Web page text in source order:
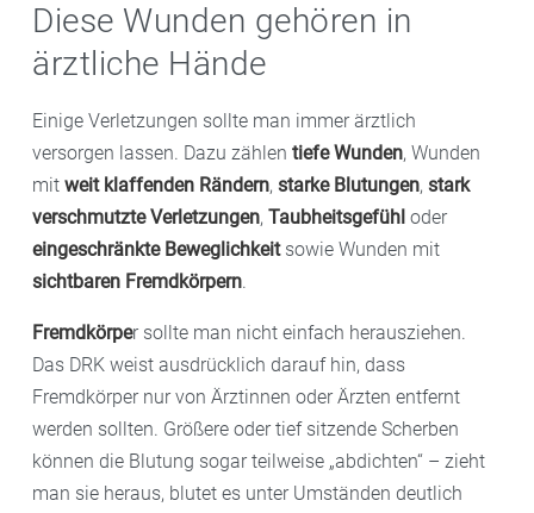
Diese Wunden gehören in
ärztliche Hände
Einige Verletzungen sollte man immer ärztlich
versorgen lassen. Dazu zählen tiefe Wunden, Wunden
mit weit klaffenden Rändern, starke Blutungen, stark
verschmutzte Verletzungen, Taubheitsgefühl oder
eingeschränkte Beweglichkeitsowie Wunden mit
sichtbaren Fremdkörpern.
Fremdkörper sollte man nicht einfach herausziehen.
Das DRK weist ausdrücklich darauf hin, dass
Fremdkörper nur von Ärztinnen oder Ärzten entfernt
werden sollten. Größere oder tief sitzende Scherben
können die Blutung sogar teilweise „abdichten“ – zieht
man sie heraus, blutet es unter Umständen deutlich